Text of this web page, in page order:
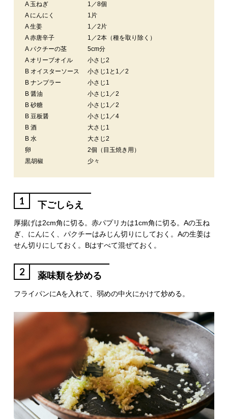
A 玉ねぎ
1／8個
A にんにく
1片
A 生姜
1／2片
A 赤唐辛子
1／2本（種を取り除く）
A パクチーの茎
5cm分
A オリーブオイル
小さじ2
B オイスターソース
小さじ1と1／2
B ナンプラー
小さじ1
B 醤油
小さじ1／2
B 砂糖
小さじ1／2
B 豆板醤
小さじ1／4
B 酒
大さじ1
B 水
大さじ2
卵
2個（目玉焼き用）
黒胡椒
少々
1 下ごしらえ
厚揚げは2cm角に切る。赤パプリカは1cm角に切る。Aの玉ね
ぎ、にんにく、パクチーはみじん切りにしておく。Aの生姜は
せん切りにしておく。Bはすべて混ぜておく。
2 薬味類を炒める
フライパンにAを入れて、弱めの中火にかけて炒める。